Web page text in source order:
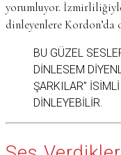
yorumluyor.
dinleyenlere
BU GÜZEL
DINLESEM
ŞARKILAR”
DINLEYEBILIR.